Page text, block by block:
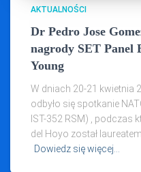
AKTUALNOŚCI
Dr Pedro Jose
nagrody SET Panel
Young
W dniach 20-21 kwietnia
odbyło się spotkanie
IST-352 RSM) , podczas
del Hoyo został
Dowiedz się więcej…